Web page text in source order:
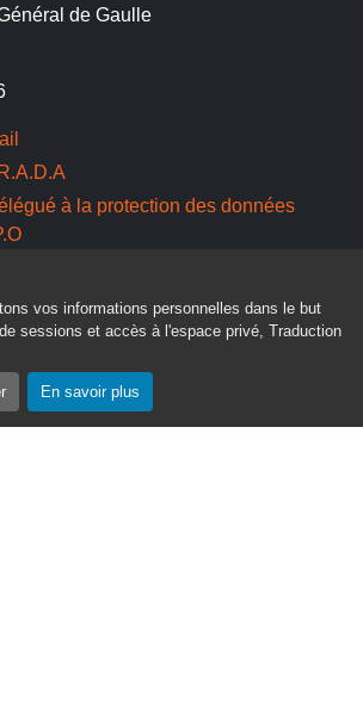
vos informations personnelles dans le but
sessions et accès à l'espace privé, Traduction
En savoir plus
de Gaulle
à la protection des données